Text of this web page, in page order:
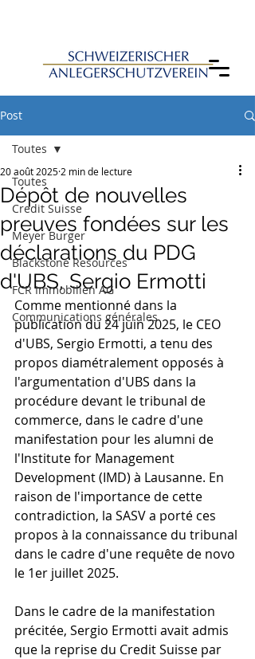
Post
Toutes
Credit Suisse
Meyer Burger
Blackstone Resources
FCR Immobilien AG
Communications générales
Toutes
Dépôt de nouvelles
preuves fondées sur les
déclarations du PDG
d'UBS, Sergio Ermotti
20 août 2025 2 min de lecture
Comme mentionné dans la
publication du 24 juin 2025, le CEO
d'UBS, Sergio Ermotti, a tenu des
propos diamétralement opposés à
l'argumentation d'UBS dans la
procédure devant le tribunal de
commerce, dans le cadre d'une
manifestation pour les alumni de
l'Institute for Management
Development (IMD) à Lausanne. En
raison de l'importance de cette
contradiction, la SASV a porté ces
propos à la connaissance du tribunal
dans le cadre d'une requête de novo
le 1er juillet 2025.
Dans le cadre de la manifestation
précitée, Sergio Ermotti avait admis
que la reprise du Credit Suisse par